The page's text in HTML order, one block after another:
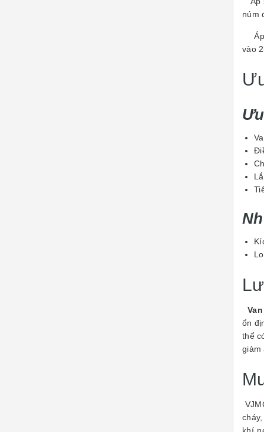
núm
Áp
vào
ổn
thể
giảm